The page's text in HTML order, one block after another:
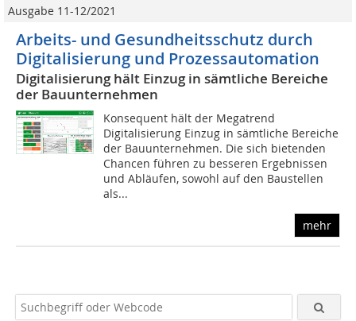
Ausgabe 11-12/2021
Arbeits- und Gesundheitsschutz durch
Digitalisierung und Prozessautomation
Digitalisierung hält Einzug in sämtliche Bereiche
der Bauunternehmen
Konsequent hält der Megatrend
Digitalisierung Einzug in sämtliche Bereiche
der Bauunternehmen. Die sich bietenden
Chancen führen zu besseren Ergebnissen
und Abläufen, sowohl auf den Baustellen
als...
mehr